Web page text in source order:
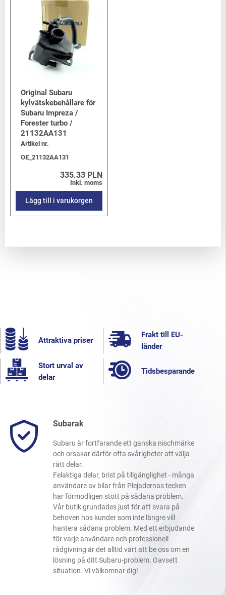
Original Subaru
kylvätskebehållare för
Subaru Impreza /
Forester turbo /
21132AA131
Artikel nr.
OE_21132AA131
335.33 PLN
Inkl. moms
Lägg till i varukorgen
Attraktiva priser
Frakt till EU-
länder
Stort urval av
delar
Tidsbesparande
Subarak
Subaru är fortfarande ett ganska nischmärke
och orsakar därför ofta svårigheter att välja
rätt delar.
Felaktiga delar, brist på tillgänglighet - många
användare av bilar från Plejadernas tecken
har förmodligen stött på sådana problem.
Vår butik grundades just för att svara på
behoven hos kunder som inte längre vill
hantera sådana problem. Med ett erbjudande
för varje användare och professionell
rådgivning är det alltid värt att be oss om en
lösning på ditt Subaru-problem. Oavsett
situation. Vi välkomnar dig!